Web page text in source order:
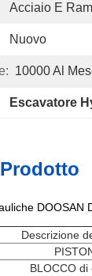
Acciaio E
Nuovo
10000 Al
Escavatore
DOOSAN
Descrizione
BLOCCO di